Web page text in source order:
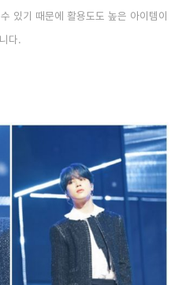
있기 때문에 활용도도 높은 아이템이
다.